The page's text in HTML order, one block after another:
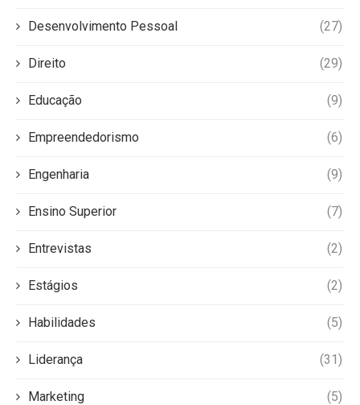
Desenvolvimento Pessoal (27)
Direito (29)
Educação (9)
Empreendedorismo (6)
Engenharia (9)
Ensino Superior (7)
Entrevistas (2)
Estágios (2)
Habilidades (5)
Liderança (31)
Marketing (5)